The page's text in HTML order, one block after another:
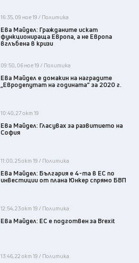
16:35, 09 ное 19 / Политика
Ева Майдел: Гражданите искат
функционираща Европа, а не Европа
вглъбена в кризи
09:50, 06 ное 19 / Политика
Ева Майдел е домакин на наградите
„Евродепутат на годината“ за 2020 г.
10:40, 27 окт 19
Ева Майдел: Гласувах за развитието на
София
11:00, 25 окт 19 / Политика
Ева Майдел: България е 4-та в ЕС по
инвестиции от плана Юнкер спрямо БВП
12:54, 23 окт 19 / Политика
Ева Майдел: ЕС е подготвен за Brexit
13:46, 22 окт 19 / Политика